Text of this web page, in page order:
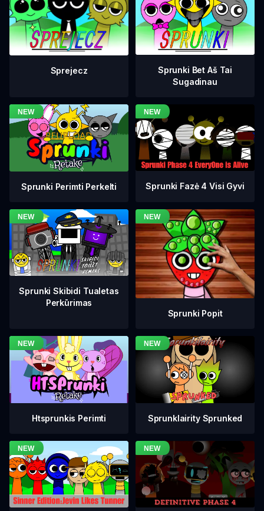
Sprejecz
Sprunki Bet Aš Tai
Sugadinau
Sprunki Perimti Perkelti Sprunki Fazė 4 Visi Gyvi
Sprunki Skibidi Tualetas
Perkūrimas
Sprunki Popit
Htsprunkis Perimti Sprunklairity Sprunked